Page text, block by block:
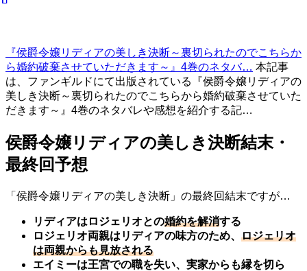
『侯爵令嬢リディアの美しき決断～裏切られたのでこちらか
ら婚約破棄させていただきます～』4巻のネタバ… 本記事
は、ファンギルドにて出版されている『侯爵令嬢リディアの
美しき決断～裏切られたのでこちらから婚約破棄させていた
だきます～』4巻のネタバレや感想を紹介する記…
侯爵令嬢リディアの美しき決断結末・
最終回予想
「侯爵令嬢リディアの美しき決断」の最終回結末ですが…
リディアはロジェリオとの婚約を解消する
ロジェリオ両親はリディアの味方のため、 ロジェリオ
は両親からも見放される
エイミーは王宮での職を失い、実家からも縁を切ら